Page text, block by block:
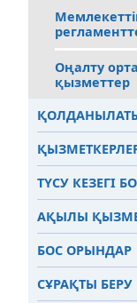
Оңалту
қызметтер
ТҮСУ КЕЗЕГI
АҚЫЛЫ
БОС ОРЫНДАР
СҰРАҚТЫ БЕРУ